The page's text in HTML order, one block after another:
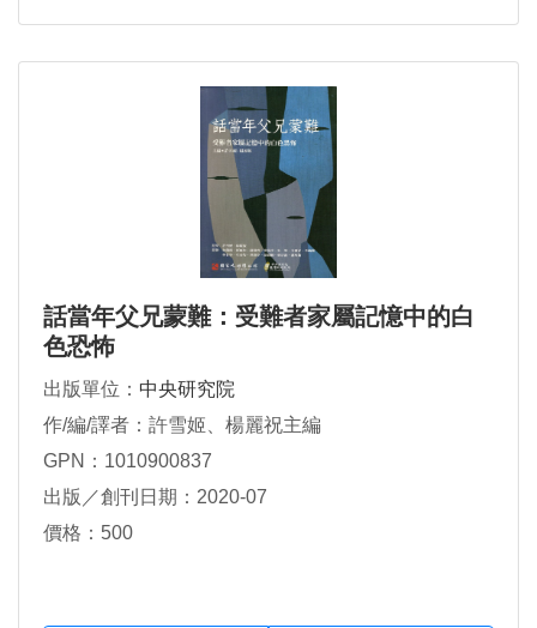
話當年父兄蒙難：受難者家屬記憶中的白
色恐怖
出版單位： 中央研究院
作/編/譯者：許雪姬、楊麗祝主編
GPN：1010900837
出版／創刊日期：2020-07
價格：500